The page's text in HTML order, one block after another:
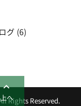
グ (6)
Rights Reserved.

上へ